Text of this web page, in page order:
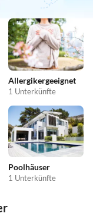
Allergikergeeignet
1 Unterkünfte
Poolhäuser
1 Unterkünfte